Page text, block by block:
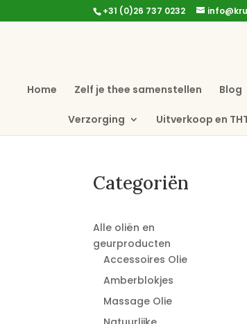
+31 (0)26 737 0232
Home Zelf je thee samenstellen Blog
Verzorging Uitverkoop en
Categoriën
Alle oliën en
geurproducten
Accessoires Olie
Amberblokjes
Massage Olie